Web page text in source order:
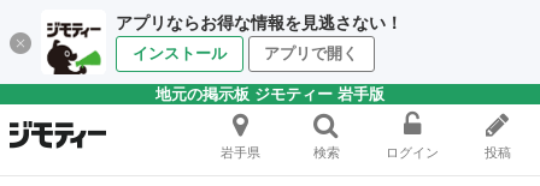
アプリならお得な情報を見逃さない！
インストール アプリで開く
地元の掲示板 ジモティー 岩手版
岩手県 検索 ログイン 投稿